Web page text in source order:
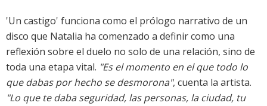
'Un castigo' funciona como el prólogo narrativo de un
disco que Natalia ha comenzado a definir como una
reflexión sobre el duelo no solo de una relación, sino de
toda una etapa vital. "Es el momento en el que todo lo
que dabas por hecho se desmorona", cuenta la artista.
"Lo que te daba seguridad, las personas, la ciudad, tu